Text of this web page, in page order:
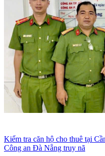
Kiểm tra căn hộ cho thuê tại
Công an Đà Nẵng truy nã